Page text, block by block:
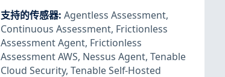
支持的传感器: Agentless Assessment,
Continuous Assessment, Frictionless
Assessment Agent, Frictionless
Assessment AWS, Nessus Agent, Tenable
Cloud Security, Tenable Self-Hosted